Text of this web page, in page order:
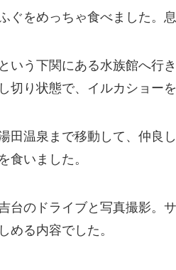
ぐをめっちゃ食べました。
いう下関にある水族館へ行
切り状態で、イルカショー
田温泉まで移動して、仲良
食いました。
台のドライブと写真撮影。
める内容でした。